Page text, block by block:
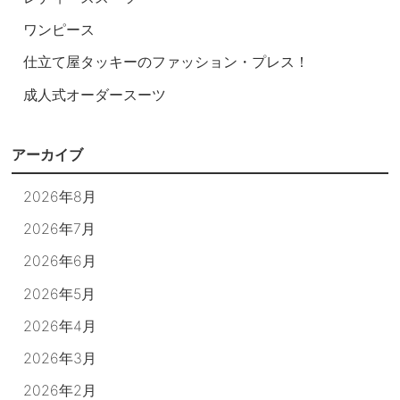
ワンピース
仕立て屋タッキーのファッション・プレス！
成人式オーダースーツ
アーカイブ
2026年8月
2026年7月
2026年6月
2026年5月
2026年4月
2026年3月
2026年2月